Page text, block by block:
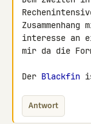
interesse an
mir da die
Der Blackfin
Antwort